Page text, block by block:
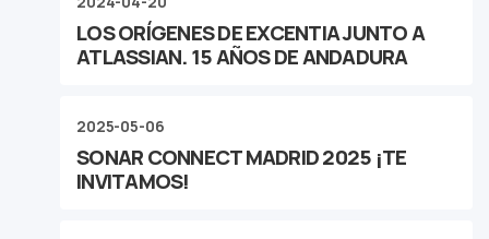
LOS ORÍGENES DE EXCENTIA JUNTO A
ATLASSIAN. 15 AÑOS DE ANDADURA
2025-05-06
SONAR CONNECT MADRID 2025 ¡TE
INVITAMOS!